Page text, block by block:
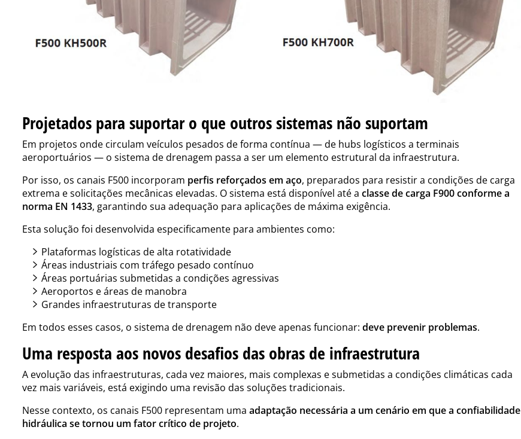
Projetados para suportar o que outros sistemas não suportam
Em projetos onde circulam veículos pesados de forma contínua — de hubs logísticos a terminais
aeroportuários — o sistema de drenagem passa a ser um elemento estrutural da infraestrutura.
Por isso, os canais F500 incorporam perfis reforçados em aço, preparados para resistir a condições de carga
extrema e solicitações mecânicas elevadas. O sistema está disponível até a classe de carga F900 conforme a
norma EN 1433, garantindo sua adequação para aplicações de máxima exigência.
Esta solução foi desenvolvida especificamente para ambientes como:
Plataformas logísticas de alta rotatividade
Áreas industriais com tráfego pesado contínuo
Áreas portuárias submetidas a condições agressivas
Aeroportos e áreas de manobra
Grandes infraestruturas de transporte
Em todos esses casos, o sistema de drenagem não deve apenas funcionar: deve prevenir problemas.
Uma resposta aos novos desafios das obras de infraestrutura
A evolução das infraestruturas, cada vez maiores, mais complexas e submetidas a condições climáticas cada
vez mais variáveis, está exigindo uma revisão das soluções tradicionais.
Nesse contexto, os canais F500 representam uma adaptação necessária a um cenário em que a confiabilidade
hidráulica se tornou um fator crítico de projeto.